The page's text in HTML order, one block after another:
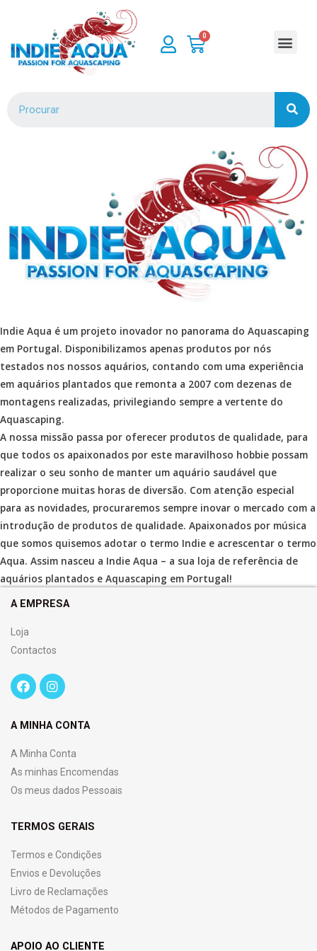
Indie Aqua é um projeto inovador no panorama do Aquascaping
em Portugal. Disponibilizamos apenas produtos por nós
testados nos nossos aquários, contando com uma experiência
em aquários plantados que remonta a 2007 com dezenas de
montagens realizadas, privilegiando sempre a vertente do
Aquascaping.
A nossa missão passa por oferecer produtos de qualidade, para
que todos os apaixonados por este maravilhoso hobbie possam
realizar o seu sonho de manter um aquário saudável que
proporcione muitas horas de diversão. Com atenção especial
para as novidades, procuraremos sempre inovar o mercado com a
introdução de produtos de qualidade. Apaixonados por música
que somos quisemos adotar o termo Indie e acrescentar o termo
Aqua. Assim nasceu a Indie Aqua – a sua loja de referência de
aquários plantados e Aquascaping em Portugal!
A EMPRESA
Loja
Contactos
A MINHA CONTA
A Minha Conta
As minhas Encomendas
Os meus dados Pessoais
TERMOS GERAIS
Termos e Condições
Envios e Devoluções
Livro de Reclamações
Métodos de Pagamento
APOIO AO CLIENTE